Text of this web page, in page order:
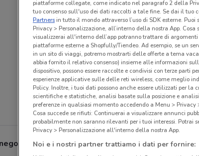
piattaforme collegate, come indicato nel paragrafo 2 della
tuo consenso sull'uso dei dati raccolti a tale fine. Se dai il tuo
Partnersin tutto il mondo attraverso l’uso di SDK esterne.
Privacy > Personalizzazione, all’interno della nostra App.
visualizzerai all'interno dell’app potranno trattare di
piattaforme esterne a Shopfully/Tiendeo. Ad esempio, se un
in un sito di viaggi, potremo mostrarti delle offerte a tema
abbia fornito il relativo consenso) insieme alle informazioni
dispositivo, possono essere raccolte e condivisi con terze parti
esperienze applicative sulle delle reti wireless, come meglio
Policy. Inoltre, i tuoi dati possono anche essere utilizzati per la
scientifiche e statistiche, analisi basate sulla posizione e
preferenze in qualsiasi momento accedendo a Menu >
Cosa succede se rifiuti: Continuerai a visualizzare annunci
probabilmente non saranno rilevanti per i tuoi interessi. Potrai
Privacy > Personalizzazione all'interno della nostra App.
Noi e i nostri partner trattiamo i dati per fornire: